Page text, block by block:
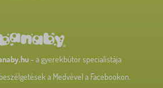
- a gyerekbútor specialistája
a Medvével a Facebookon.